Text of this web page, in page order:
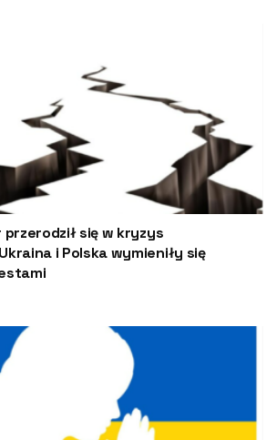
się w kryzys
i Polska wymieniły się